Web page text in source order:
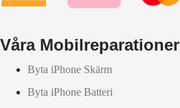
Våra Mobilreparationer
Byta iPhone Skärm
Byta iPhone Batteri